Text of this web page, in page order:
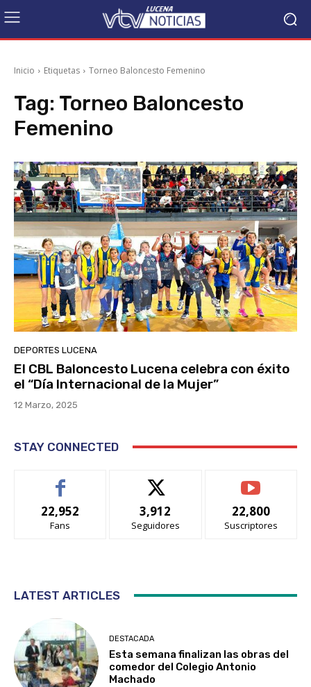
Inicio Etiquetas Torneo Baloncesto Femenino
Tag: Torneo Baloncesto
Femenino
DEPORTES LUCENA
El CBL Baloncesto Lucena celebra con éxito
el “Día Internacional de la Mujer”
12 Marzo, 2025
STAY CONNECTED
22,952
Fans
3,912
Seguidores
22,800
Suscriptores
LATEST ARTICLES
DESTACADA
Esta semana finalizan las obras del
comedor del Colegio Antonio
Machado